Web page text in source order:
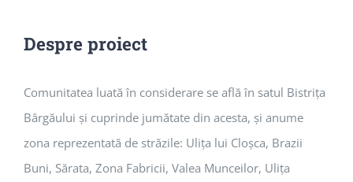
Despre proiect
Comunitatea luată în considerare se află în satul Bistrița
Bârgăului și cuprinde jumătate din acesta, și anume
zona reprezentată de străzile: Ulița lui Cloșca, Brazii
Buni, Sărata, Zona Fabricii, Valea Munceilor, Ulița